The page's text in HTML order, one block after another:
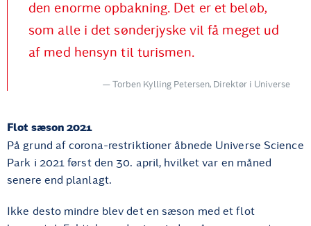
den enorme opbakning. Det er et beløb,
som alle i det sønderjyske vil få meget ud
af med hensyn til turismen.
Torben Kylling Petersen, Direktør i Universe
Flot sæson 2021
På grund af corona-restriktioner åbnede Universe Science
Park i 2021 først den 30. april, hvilket var en måned
senere end planlagt.
Ikke desto mindre blev det en sæson med et flot